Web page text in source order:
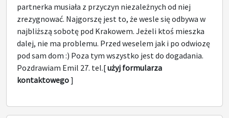
partnerka musiała z przyczyn niezależnych od niej
zrezygnować. Najgorszę jest to, że wesle się odbywa w
najbliższą sobotę pod Krakowem. Jeżeli ktoś mieszka
dalej, nie ma problemu. Przed weselem jak i po odwiozę
pod sam dom :) Poza tym wszystko jest do dogadania.
Pozdrawiam Emil 27. tel.[użyj formularza
kontaktowego]